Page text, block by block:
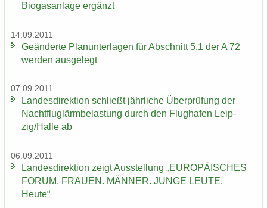
Bio­gas­an­la­ge er­gänzt
14.09.2011
Ge­än­der­te Plan­un­ter­la­gen für Ab­schnitt 5.1 der A 72
wer­den aus­ge­legt
07.09.2011
Lan­des­di­rek­ti­on schließt jähr­li­che Über­prü­fung der
Nacht­flug­lärm­be­las­tung durch den Flug­ha­fen Leip­
zig/Halle ab
06.09.2011
Lan­des­di­rek­ti­on zeigt Aus­stel­lung „EU­RO­PÄI­SCHES
FORUM. FRAU­EN. MÄN­NER. JUNGE LEUTE.
Heute“